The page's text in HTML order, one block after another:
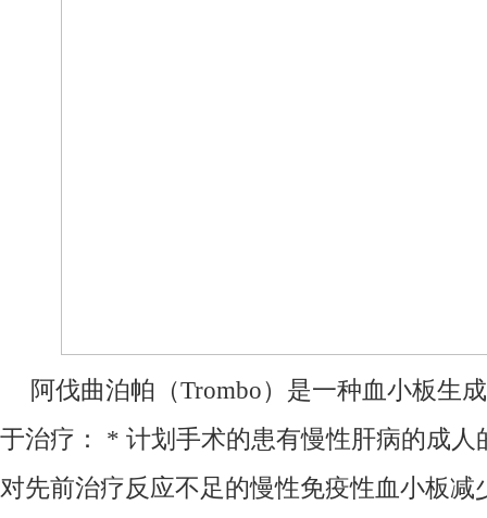
阿伐曲泊帕（Trombo）是一种血小板生
于治疗： * 计划手术的患有慢性肝病的成
对先前治疗反应不足的慢性免疫性血小板减